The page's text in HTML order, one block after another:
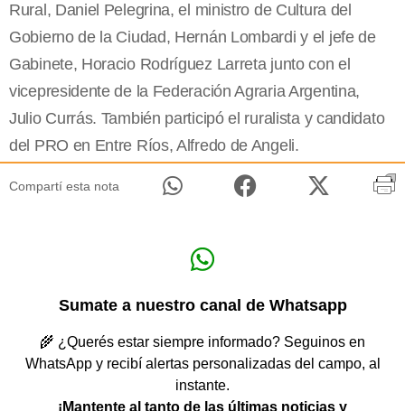
Rural, Daniel Pelegrina, el ministro de Cultura del
Gobierno de la Ciudad, Hernán Lombardi y el jefe de
Gabinete, Horacio Rodríguez Larreta junto con el
vicepresidente de la Federación Agraria Argentina,
Julio Currás. También participó el ruralista y candidato
del PRO en Entre Ríos, Alfredo de Angeli.
Compartí esta nota
Sumate a nuestro canal de Whatsapp
🌾 ¿Querés estar siempre informado? Seguinos en
WhatsApp y recibí alertas personalizadas del campo, al
instante.
¡Mantente al tanto de las últimas noticias y